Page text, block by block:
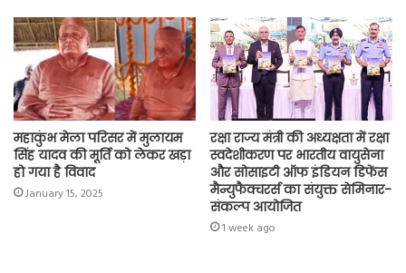
महाकुंभ मेला परिसर में मुलायम
सिंह यादव की मूर्ति को लेकर खड़ा
हो गया है विवाद
January 15, 2025
रक्षा राज्य मंत्री की अध्यक्षता में रक्षा
स्वदेशीकरण पर भारतीय वायुसेना
और सोसाइटी ऑफ इंडियन डिफेंस
मैन्युफैक्चरर्स का संयुक्त सेमिनार-
संकल्प आयोजित
1 week ago